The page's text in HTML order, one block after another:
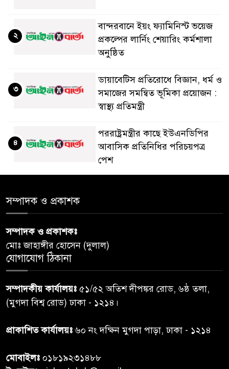
বান্দরবানে ইয়ং ফ্যামিনিস্ট ভয়েজ
প্রকল্পের লার্নিং শেয়ারিং কর্মশালা
অনুষ্ঠিত
২
ডায়াবেটিস প্রতিরোধে বিজ্ঞান, ধর্ম ও
সমাজের সমন্বিত ভূমিকা প্রয়োজন :
স্বাস্থ্য প্রতিমন্ত্রী
৩
পররাষ্ট্রমন্ত্রীর কা‌ছে ইউএনডিপির
আবাসিক প্রতিনিধির পরিচয়পত্র
পেশ
৪
৫
ঝড়বৃষ্টির পূর্বাভাস
৬
অনুশ্রীর, মিলল হারমোনিয়াম
উপহার
৭
২০ আগস্ট রাষ্ট্রপতি নির্বাচন,
সম্পাদক ও প্রকাশক
সম্পাদক ও প্রকাশকঃ
মোঃ জাহাঙ্গীর হোসেন (দুলাল)
যোগাযোগ ঠিকানা
সম্পাদকীয় কার্যালয়ঃ ৫১/৫২ অতিশ দীপঙ্কর রোড, ৬ষ্ঠ তলা,
(মুগদা বিশ্ব রোড) ঢাকা - ১২১৪।
প্রাকাশিত কার্যালয়ঃ৬০ নং দক্ষিন মুগদা পাড়া, ঢাকা - ১২১৪
মোবাইলঃ ০১৮১৯২৩১৪৮৮